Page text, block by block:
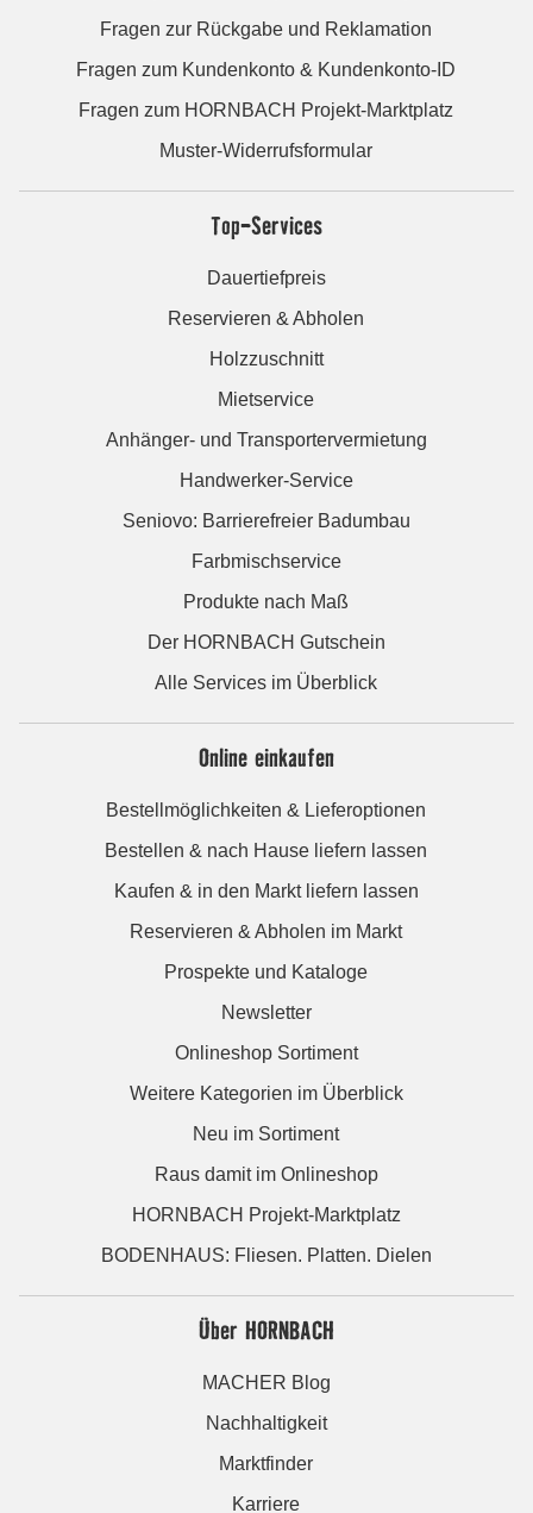
Fragen zur Rückgabe und Reklamation
Fragen zum Kundenkonto & Kundenkonto-ID
Fragen zum HORNBACH Projekt-Marktplatz
Muster-Widerrufsformular
Top-Services
Dauertiefpreis
Reservieren & Abholen
Holzzuschnitt
Mietservice
Anhänger- und Transportervermietung
Handwerker-Service
Seniovo: Barrierefreier Badumbau
Farbmischservice
Produkte nach Maß
Der HORNBACH Gutschein
Alle Services im Überblick
Online einkaufen
Bestellmöglichkeiten & Lieferoptionen
Bestellen & nach Hause liefern lassen
Kaufen & in den Markt liefern lassen
Reservieren & Abholen im Markt
Prospekte und Kataloge
Newsletter
Onlineshop Sortiment
Weitere Kategorien im Überblick
Neu im Sortiment
Raus damit im Onlineshop
HORNBACH Projekt-Marktplatz
BODENHAUS: Fliesen. Platten. Dielen
Über HORNBACH
MACHER Blog
Nachhaltigkeit
Marktfinder
Karriere